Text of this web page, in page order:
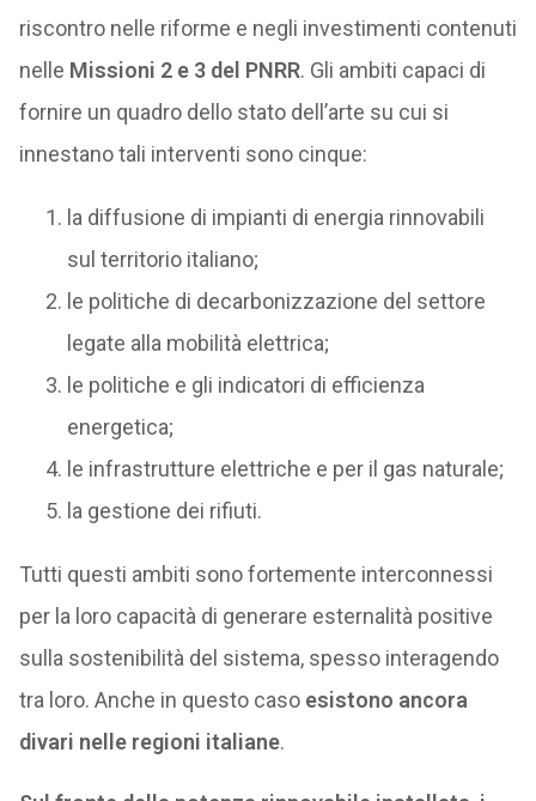
riscontro nelle riforme e negli investimenti contenuti
nelle Missioni 2 e 3 del PNRR. Gli ambiti capaci di
fornire un quadro dello stato dell’arte su cui si
innestano tali interventi sono cinque:
la diffusione di impianti di energia rinnovabili
sul territorio italiano;
le politiche di decarbonizzazione del settore
legate alla mobilità elettrica;
le politiche e gli indicatori di efficienza
energetica;
le infrastrutture elettriche e per il gas naturale;
la gestione dei rifiuti.
Tutti questi ambiti sono fortemente interconnessi
per la loro capacità di generare esternalità positive
sulla sostenibilità del sistema, spesso interagendo
tra loro. Anche in questo caso esistono ancora
divari nelle regioni italiane.